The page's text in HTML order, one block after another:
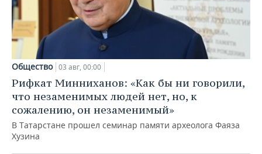
Общество 03 авг, 00:00
Рифкат Минниханов: «Как бы ни говорили,
что незаменимых людей нет, но, к
сожалению, он незаменимый»
В Татарстане прошел семинар памяти археолога Фаяза
Хузина